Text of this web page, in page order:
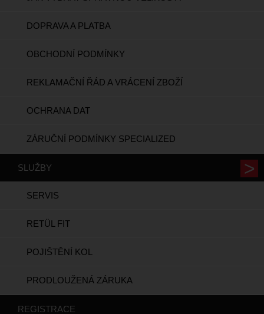
DOPRAVA A PLATBA
OBCHODNÍ PODMÍNKY
REKLAMAČNÍ ŘÁD A VRÁCENÍ ZBOŽÍ
OCHRANA DAT
ZÁRUČNÍ PODMÍNKY SPECIALIZED
SLUŽBY
SERVIS
RETÜL FIT
POJIŠTĚNÍ KOL
PRODLOUŽENÁ ZÁRUKA
REGISTRACE